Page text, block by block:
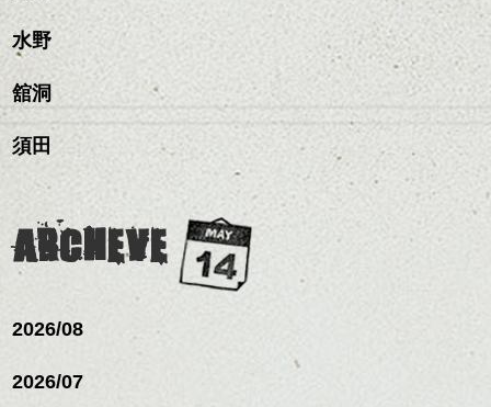
水野
舘洞
須田
ARCHEVE
2026/08
2026/07